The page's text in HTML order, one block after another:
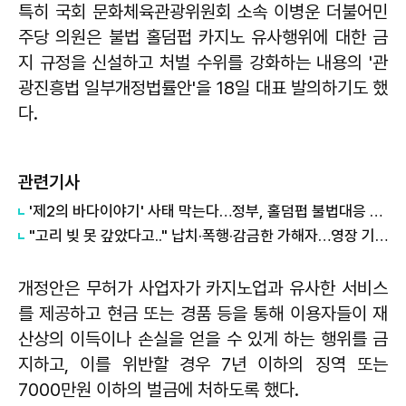
특히 국회 문화체육관광위원회 소속 이병운 더불어민
주당 의원은 불법 홀덤펍 카지노 유사행위에 대한 금
지 규정을 신설하고 처벌 수위를 강화하는 내용의 '관
광진흥법 일부개정법률안'을 18일 대표 발의하기도 했
다.
관련기사
'제2의 바다이야기' 사태 막는다…정부, 홀덤펍 불법대응 TF 구성
"고리 빚 못 갚았다고.." 납치·폭행·감금한 가해자…영장 기각 '공분'
개정안은 무허가 사업자가 카지노업과 유사한 서비스
를 제공하고 현금 또는 경품 등을 통해 이용자들이 재
산상의 이득이나 손실을 얻을 수 있게 하는 행위를 금
지하고, 이를 위반할 경우 7년 이하의 징역 또는
7000만원 이하의 벌금에 처하도록 했다.